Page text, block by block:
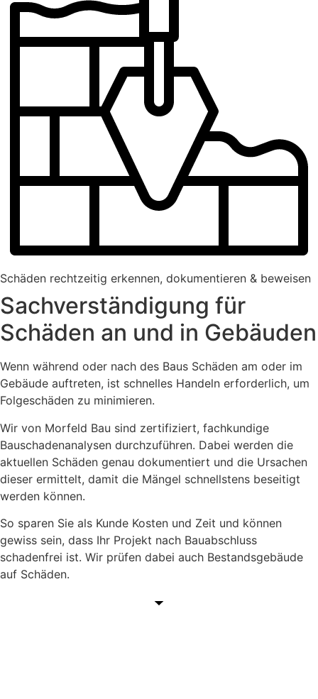
Schäden rechtzeitig erkennen, dokumentieren & beweisen
Sachverständigung für
Schäden an und in Gebäuden
Wenn während oder nach des Baus Schäden am oder im
Gebäude auftreten, ist schnelles Handeln erforderlich, um
Folgeschäden zu minimieren.
Wir von Morfeld Bau sind zertifiziert, fachkundige
Bauschadenanalysen durchzuführen. Dabei werden die
aktuellen Schäden genau dokumentiert und die Ursachen
dieser ermittelt, damit die Mängel schnellstens beseitigt
werden können.
So sparen Sie als Kunde Kosten und Zeit und können
gewiss sein, dass Ihr Projekt nach Bauabschluss
schadenfrei ist. Wir prüfen dabei auch Bestandsgebäude
auf Schäden.